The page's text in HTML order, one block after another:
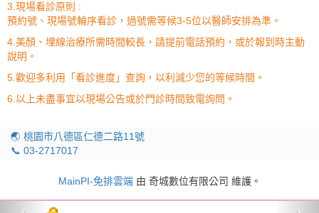
3.現場看診原則 :
預約號、現場號輪序看診，過號需等候3-5位以醫師安排為準。
4.美顏、埋線治療所需時間較長，請提前電話預約，或於報到時主動
說明。
5.歡迎多利用「看診進度」查詢，以利減少您的等候時間。
6.以上未盡事宜以現場公告或於門診時間致電詢問。
🌏 桃園市八德區仁德二路11號
📞 03-2717017
MainPI-免排雲端由 奇城數位有限公司 維護。